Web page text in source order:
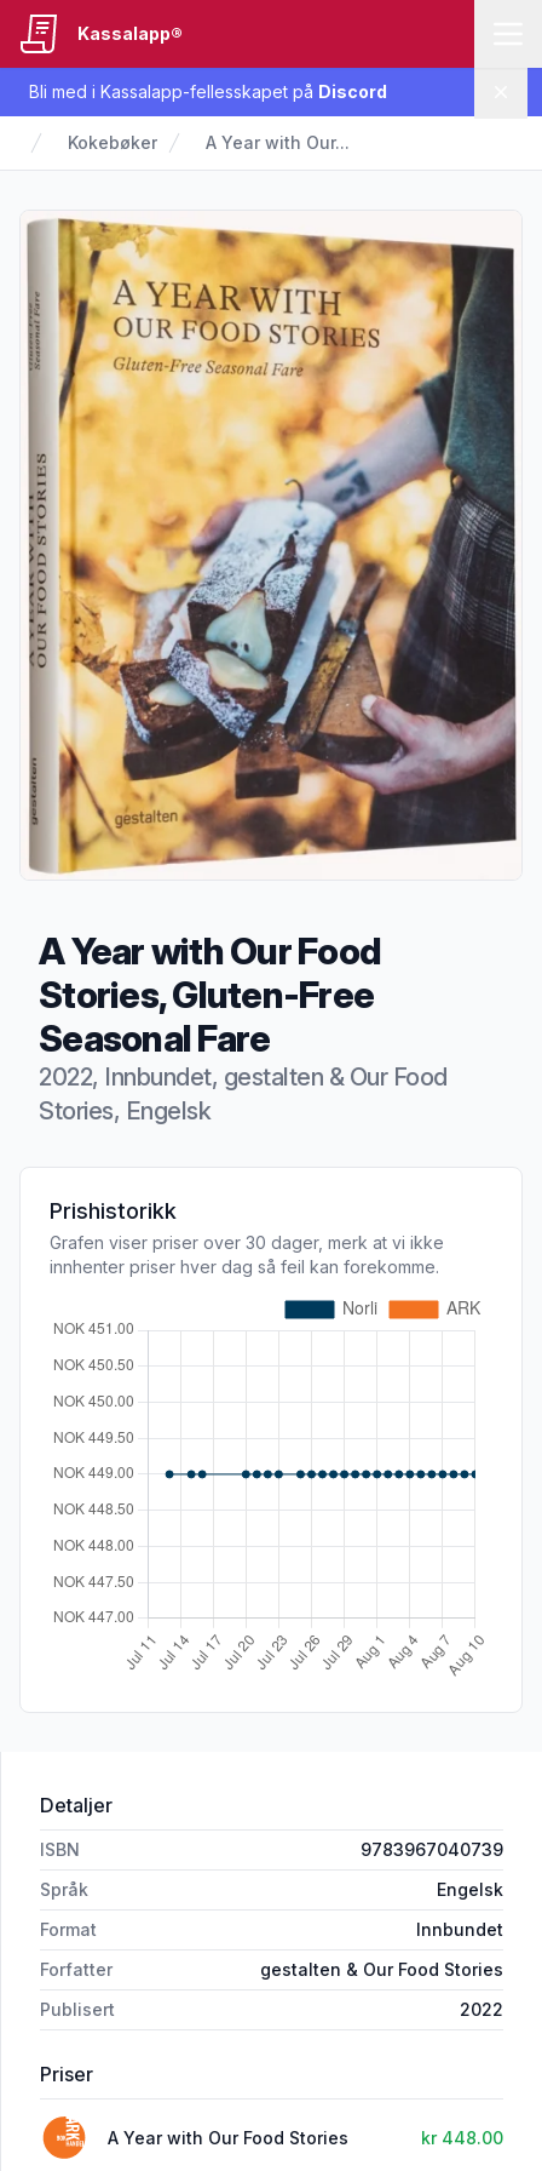
Bli med i Kassalapp-fellesskapet på Discord
Kassalapp®
Kokebøker A Year with Our...
A Year with Our Food
Stories, Gluten-Free
Seasonal Fare
2022, Innbundet, gestalten & Our Food
Stories, Engelsk
Produktbeskrivelse
Prishistorikk
Grafen viser priser over 30 dager, merk at vi ikke
innhenter priser hver dag så feil kan forekomme.
Detaljer
ISBN
9783967040739
Språk
Engelsk
Format
Innbundet
Forfatter
gestalten & Our Food Stories
Publisert
2022
Priser
A Year with Our Food Stories kr 448.00